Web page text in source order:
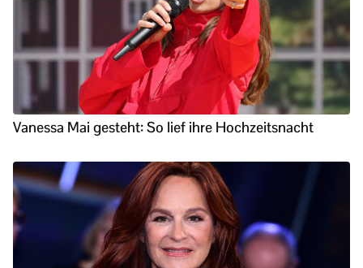
Vanessa Mai gesteht: So lief ihre Hochzeitsnacht